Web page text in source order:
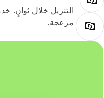
التنزيل خلال ثوانٍ.
مزعجة.